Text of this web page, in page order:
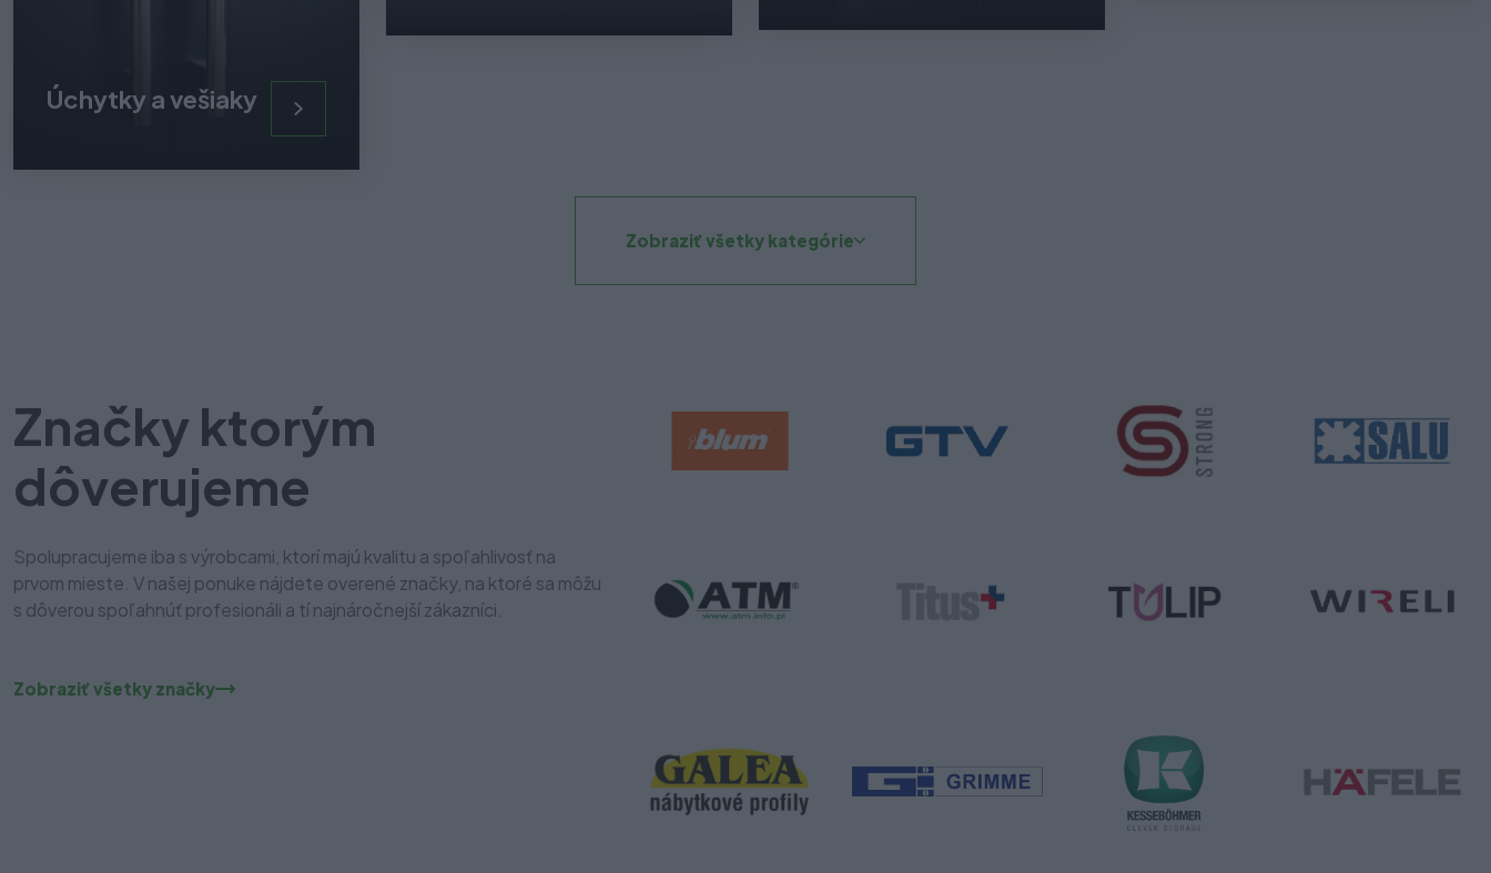
Úchytky a vešiaky
Zobraziť všetky kategórie
Značky ktorým
dôverujeme
Spolupracujeme iba s výrobcami, ktorí majú kvalitu a spoľahlivosť na
prvom mieste. V našej ponuke nájdete overené značky, na ktoré sa môžu
s dôverou spoľahnúť profesionáli a tí najnáročnejší zákazníci.
Zobraziť všetky značky